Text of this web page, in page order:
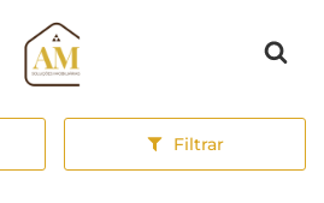
Página inicial
Filtrar